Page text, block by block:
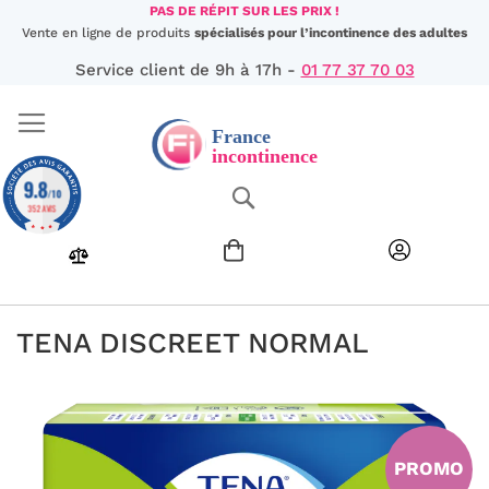
Aller
au
PAS DE RÉPIT SUR LES PRIX !
Vente en ligne de produits spécialisés pour l’incontinence des adultes
Service client de 9h à 17h - 01 77 37 70 03
TENA DISCREET NORMAL
PROMO
9.8/10
352 AVIS